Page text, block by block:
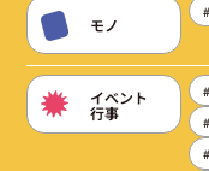
モノ
イベント
行事